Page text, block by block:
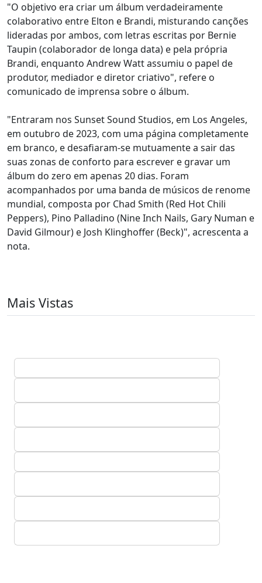
"O objetivo era criar um álbum verdadeiramente
colaborativo entre Elton e Brandi, misturando canções
lideradas por ambos, com letras escritas por Bernie
Taupin (colaborador de longa data) e pela própria
Brandi, enquanto Andrew Watt assumiu o papel de
produtor, mediador e diretor criativo", refere o
comunicado de imprensa sobre o álbum.
"Entraram nos Sunset Sound Studios, em Los Angeles,
em outubro de 2023, com uma página completamente
em branco, e desafiaram-se mutuamente a sair das
suas zonas de conforto para escrever e gravar um
álbum do zero em apenas 20 dias. Foram
acompanhados por uma banda de músicos de renome
mundial, composta por Chad Smith (Red Hot Chili
Peppers), Pino Palladino (Nine Inch Nails, Gary Numan e
David Gilmour) e Josh Klinghoffer (Beck)", acrescenta a
nota.
Mais Vistas